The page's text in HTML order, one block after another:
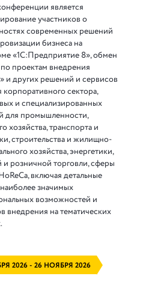
является
участников о
современных решений
бизнеса на
«1С:Предприятие 8», обмен
проектам внедрения
и других решений и сервисов
корпоративного сектора,
и специализированных
для промышленности,
хозяйства, транспорта и
строительства и жилищно-
хозяйства, энергетики,
и розничной торговли, сферы
включая детальные
значимых
возможностей и
внедрения на тематических
2026 - 26 НОЯБРЯ 2026